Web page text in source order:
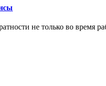
не только во время